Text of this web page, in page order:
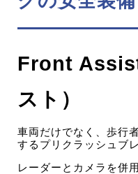
Front
スト）
車両だけでなく、歩行
するプリクラッシュブ
レーダーとカメラを併